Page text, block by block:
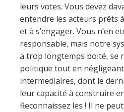
leurs votes. Vous devez
entendre les acteurs prêts
et à s’engager. Vous n’en
responsable, mais notre
a trop longtemps boité, se
politique tout en
intermediaires, dont le
leur capacité à construire
Reconnaissez les ! Il ne